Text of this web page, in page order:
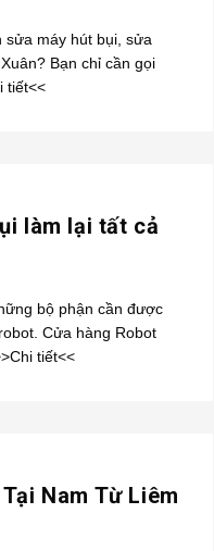
sửa máy hút bụi, sửa
Bạn chỉ cần gọi
tiết<<
làm lại tất cả
bộ phận cần được
Cửa hàng Robot
tiết<<
Nam Từ Liêm